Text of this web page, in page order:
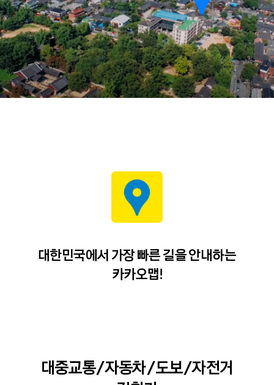
대한민국에서 가장 빠른 길을 안내하는
카카오맵!
대중교통/자동차/도보/자전거